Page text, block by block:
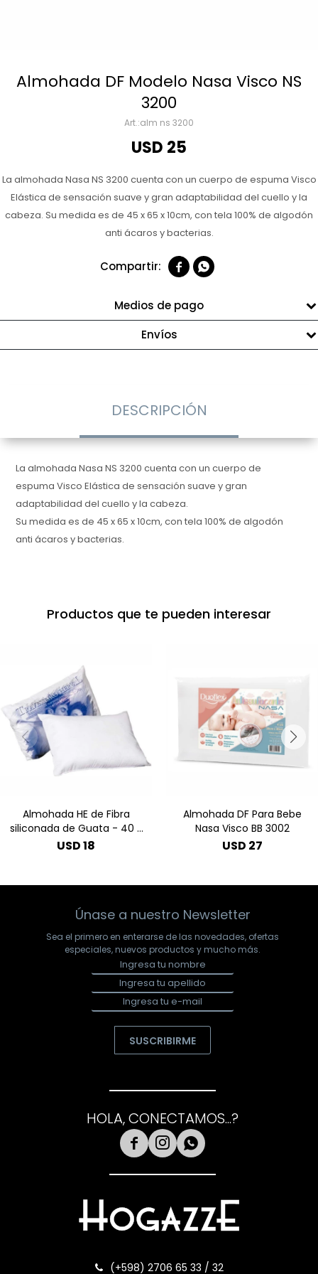
Almohada DF Modelo Nasa Visco NS
3200
alm ns 3200
USD 25
La almohada Nasa NS 3200 cuenta con un cuerpo de espuma Visco
Elástica de sensación suave y gran adaptabilidad del cuello y la
cabeza. Su medida es de 45 x 65 x 10cm, con tela 100% de algodón
anti ácaros y bacterias.
 
Medios de pago
Envíos
DESCRIPCIÓN
La almohada Nasa NS 3200 cuenta con un cuerpo de
espuma Visco Elástica de sensación suave y gran
adaptabilidad del cuello y la cabeza.
Su medida es de 45 x 65 x 10cm, con tela 100% de algodón
anti ácaros y bacterias.
Productos que te pueden interesar
Almohada HE de Fibra
siliconada de Guata - 40 x
60
USD18
Almohada DF Para Bebe
Nasa Visco BB 3002
USD 27
Únase a nuestro Newsletter
Sea el primero en enterarse de las novedades, ofertas
especiales, nuevos productos y mucho más.
SUSCRIBIRME
HOLA, CONECTAMOS...?
  
(+598) 2706 65 33 / 32